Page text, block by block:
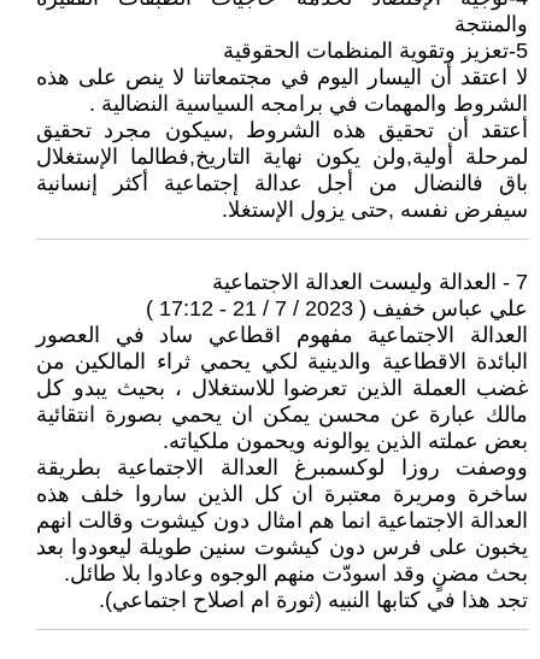
والمنتجة
5-تعزيز وتقوية المنظمات الحقوقية
لا اعتقد أن اليسار اليوم في مجتمعاتنا لا ينص على هذه
الشروط والمهمات في برامجه السياسية النضالية .
أعتقد أن تحقيق هذه الشروط ,سيكون مجرد تحقيق
لمرحلة أولية,ولن يكون نهاية التاريخ,فطالما الإستغلال
باق فالنضال من أجل عدالة إجتماعية أكثر إنسانية
سيفرض نفسه ,حتى يزول الإستغلا.
7 - العدالة وليست العدالة الاجتماعية
علي عباس خفيف ( 2023 / 7 / 21 - 17:12 )
العدالة الاجتماعية مفهوم اقطاعي ساد في العصور
البائدة الاقطاعية والدينية لكي يحمي ثراء المالكين من
غضب العملة الذين تعرضوا للاستغلال ، بحيث يبدو كل
مالك عبارة عن محسن يمكن ان يحمي بصورة انتقائية
بعض عملته الذين يوالونه ويحمون ملكياته.
ووصفت روزا لوكسمبرغ العدالة الاجتماعية بطريقة
ساخرة ومريرة معتبرة ان كل الذين ساروا خلف هذه
العدالة الاجتماعية انما هم امثال دون كيشوت وقالت انهم
يخبون على فرس دون كيشوت سنين طويلة ليعودوا بعد
بحث مضنٍ وقد اسودّت منهم الوجوه وعادوا بلا طائل.
تجد هذا في كتابها النبيه (ثورة ام اصلاح اجتماعي).